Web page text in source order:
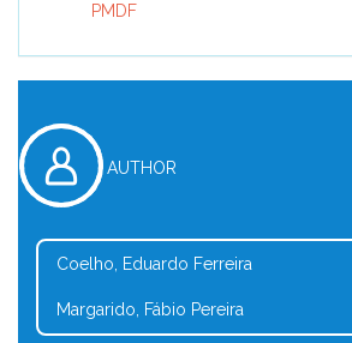
PMDF
AUTHOR
Coelho, Eduardo Ferreira
Margarido, Fábio Pereira